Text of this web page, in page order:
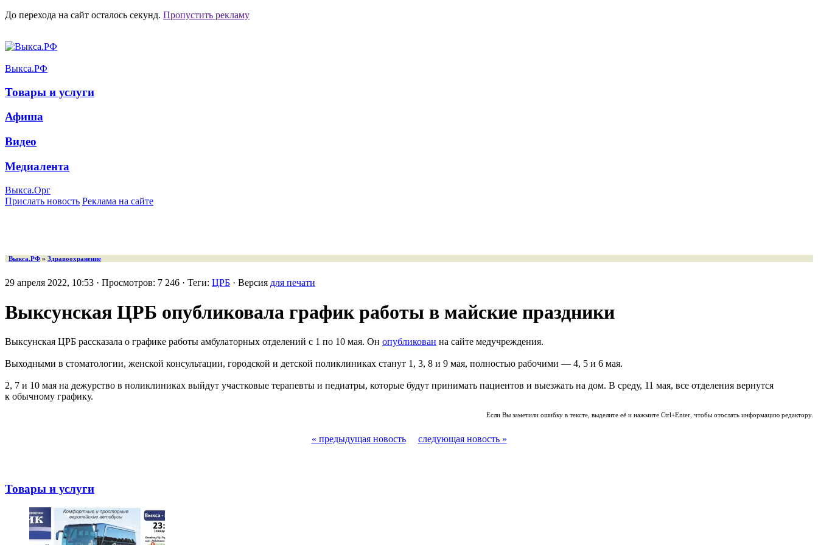
До перехода на сайт осталось секунд. Пропустить рекламу
Выкса.РФ
Товары и услуги
Афиша
Видео
Медиалента
Выкса.Орг
Прислать новость Реклама на сайте
Выкса.РФ » Здравоохранение
29 апреля 2022, 10:53 · Просмотров: 7 246 · Теги: ЦРБ · Версия для печати
Выксунская ЦРБ опубликовала график работы в майские праздники
Выксунская ЦРБ рассказала о графике работы амбулаторных отделений с 1 по 10 мая. Он опубликован на сайте медучреждения.
Выходными в стоматологии, женской консультации, городской и детской поликлиниках станут 1, 3, 8 и 9 мая, полностью рабочими — 4, 5 и 6 мая.
2, 7 и 10 мая на дежурство в поликлиниках выйдут участковые терапевты и педиатры, которые будут принимать пациентов и выезжать на дом. В среду, 11 мая, все отделения вернутся
к обычному графику.
Если Вы заметили ошибку в тексте, выделите её и нажмите Ctrl+Enter, чтобы отослать информацию редактору.
« предыдущая новость следующая новость »
Товары и услуги